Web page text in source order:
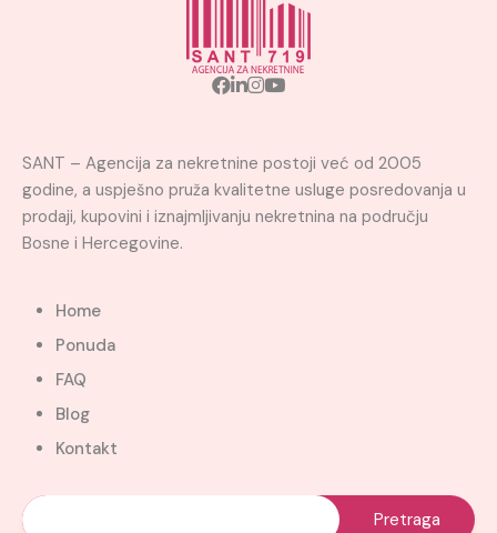
SANT – Agencija za nekretnine postoji već od 2005
godine, a uspješno pruža kvalitetne usluge posredovanja u
prodaji, kupovini i iznajmljivanju nekretnina na području
Bosne i Hercegovine.
Home
Ponuda
FAQ
Blog
Kontakt